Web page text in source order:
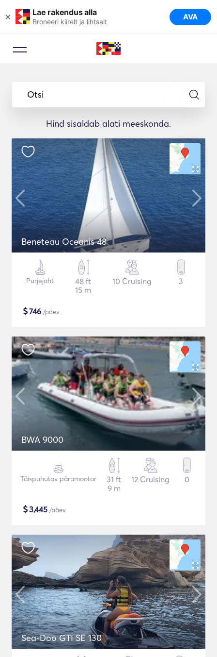
× Lae rakendus alla
Broneeri kiirelt ja lihtsalt AVA
Otsi
Hind sisaldab alati meeskonda.
Beneteau Oceanis 48
Purjejaht
48 ft
15 m
10 Cruising 3
$746 /päev
BWA 9000
Täispuhutav päramootor
31 ft
9 m
12 Cruising 0
$3,445 /päev
Sea-Doo GTI SE 130